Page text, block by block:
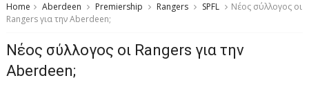
Home Aberdeen Premiership Rangers SPFL
Νέος σύλλογος οι
Rangers για την Aberdeen;
Νέος σύλλογος οι Rangers για την
Aberdeen;